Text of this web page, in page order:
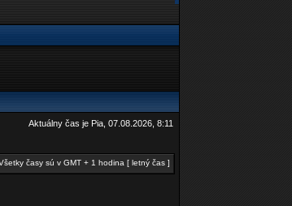
Aktuálny čas je Pia, 07.08.2026, 8:11
časy sú v GMT + 1 hodina [ letný čas ]